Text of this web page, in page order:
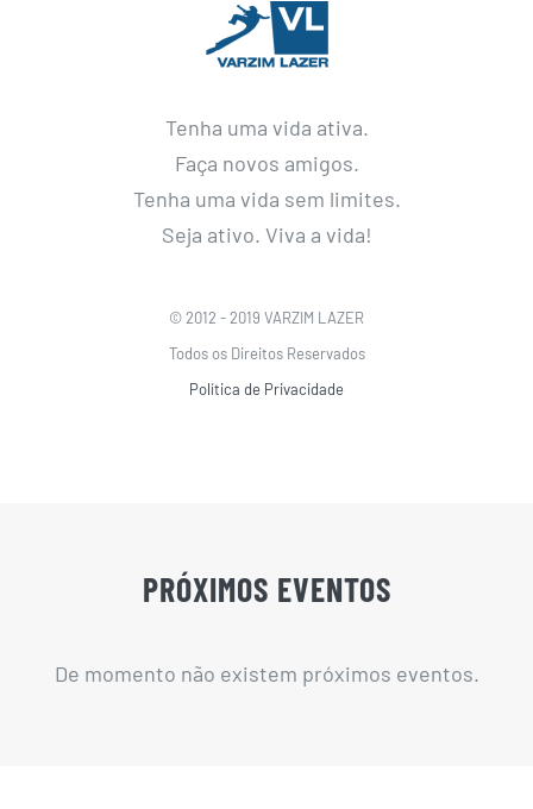
Tenha uma vida ativa.
Faça novos amigos.
Tenha uma vida sem limites.
Seja ativo. Viva a vida!
© 2012 - 2019 VARZIM LAZER
Todos os Direitos Reservados
Política de Privacidade
PRÓXIMOS EVENTOS
De momento não existem próximos eventos.